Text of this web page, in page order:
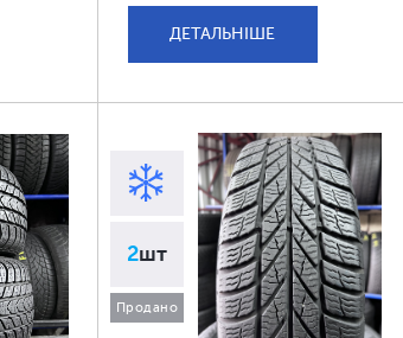
ДЕТАЛЬНІШЕ
2шт
Продано